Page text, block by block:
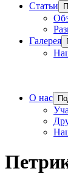
Статьи
Галерея
О нас